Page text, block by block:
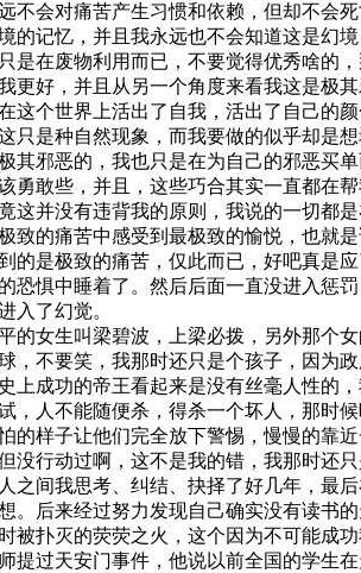
不会对痛苦产生习惯和依赖，但却不会
的记忆，并且我永远也不会知道这是幻
是在废物利用而已，不要觉得优秀啥的
更好，并且从另一个角度来看我这是极
这个世界上活出了自我，活出了自己的
只是种自然现象，而我要做的似乎却是
其邪恶的，我也只是在为自己的邪恶买
勇敢些，并且，这些巧合其实一直都在
这并没有违背我的原则，我说的一切都是
致的痛苦中感受到最极致的愉悦，也就
的是极致的痛苦，仅此而已，好吧真是应
恐惧中睡着了。然后后面一直没进入惩
入了幻觉。
的女生叫梁碧波，上梁必拨，另外那个
，不要笑，我那时还只是个孩子，因为
上成功的帝王看起来是没有丝毫人性的
，人不能随便杀，得杀一个坏人，那时
的样子让他们完全放下警惕，慢慢的靠
没行动过啊，这不是我的错，我那时还
之间我思考、纠结、抉择了好几年，最
。后来经过努力发现自己确实没有读书
被扑灭的荧荧之火，这个因为不可能成
提过天安门事件，他说以前全国的学生